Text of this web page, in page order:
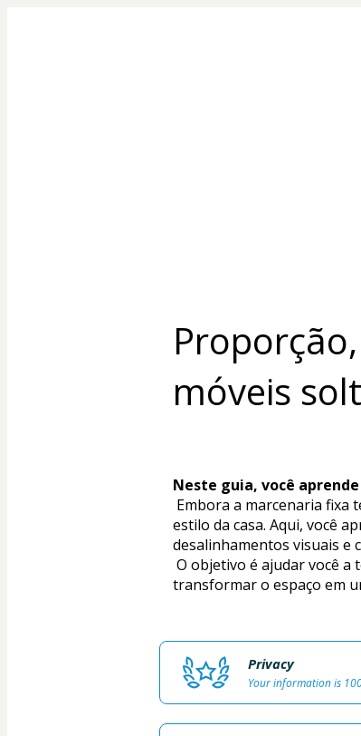
móveis
Neste guia, você
estilo da casa. Aqui, você
desalinhamentos visuais e
transformar o espaço em
Privacy
Your information is